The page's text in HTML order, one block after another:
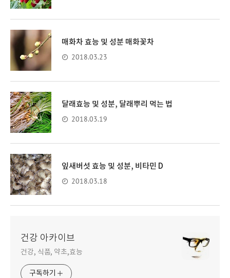
매화차 효능 및 성분 매화꽃차
2018.03.23
달래효능 및 성분, 달래뿌리 먹는 법
2018.03.19
잎새버섯 효능 및 성분, 비타민 D
2018.03.18
건강 아카이브
건강, 식품, 약초,효능
구독하기